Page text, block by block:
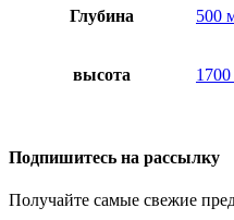
Глубина 500
высота
Подпишитесь на рассылку
Получайте самые свежие